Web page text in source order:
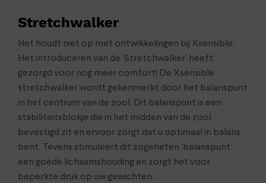
Stretchwalker
Het houdt niet op met ontwikkelingen bij Xsensible.
Het introduceren van de ‘Stretchwalker’ heeft
gezorgd voor nog meer comfort! De Xsensible
stretchwalker wordt gekenmerkt door het balanspunt
in het centrum van de zool. Dit balanspunt is een
stabiliteitsblokje die in het midden van de zool
bevestigd zit en ervoor zorgt dat u optimaal in balans
bent. Tevens stimuleert dit zogeheten ‘balanspunt’
een goede lichaamshouding en zorgt het voor
beperkte druk op uw gewichten.